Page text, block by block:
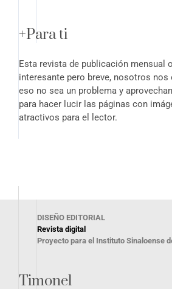
+Para ti
Esta revista de publicación mensual
interesante pero breve, nosotros nos
eso no sea un problema y
para hacer lucir las páginas con
atractivos para el lector.
DISEÑO EDITORIAL
Revista digital
Proyecto para el Instituto Sinaloense
Timonel